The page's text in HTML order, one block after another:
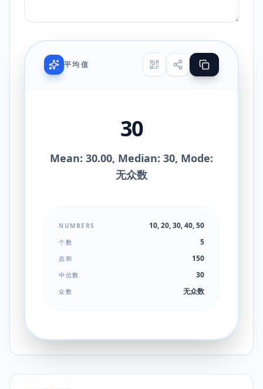
平均值
30
Mean: 30.00, Median: 30, Mode:
无众数
NUMBERS 10, 20, 30, 40, 50
个数 5
总和 150
中位数 30
众数 无众数